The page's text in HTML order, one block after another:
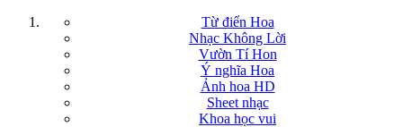
Từ điển Hoa
Nhạc Không Lời
Vườn Tí Hon
Ý nghĩa Hoa
Ảnh hoa HD
Sheet nhạc
Khoa học vui